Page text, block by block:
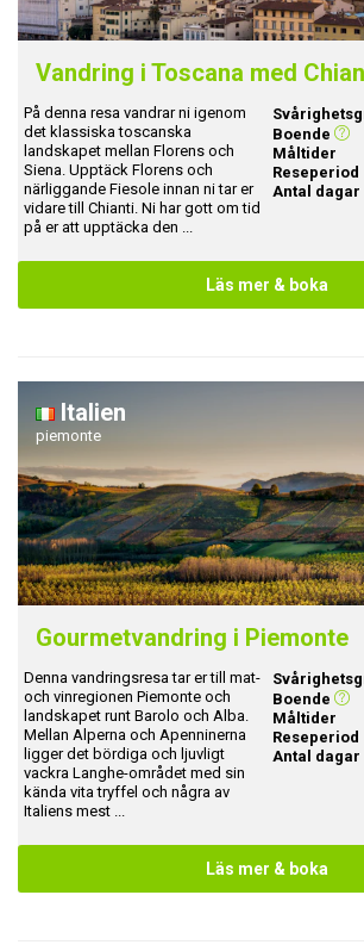
Vandring i Toscana med
På denna resa vandrar ni igenom
det klassiska toscanska
landskapet mellan Florens och
Siena. Upptäck Florens och
närliggande Fiesole innan ni tar er
vidare till Chianti. Ni har gott om tid
på er att upptäcka den ...
Boende
Måltider
Reseperiod
Antal dagar
Läs mer & boka
Italien
piemonte
Gourmetvandring i Piemonte
Denna vandringsresa tar er till mat-
och vinregionen Piemonte och
landskapet runt Barolo och Alba.
Mellan Alperna och Apenninerna
ligger det bördiga och ljuvligt
vackra Langhe-området med sin
kända vita tryffel och några av
Italiens mest ...
Boende
Måltider
Reseperiod
Antal dagar
Läs mer & boka